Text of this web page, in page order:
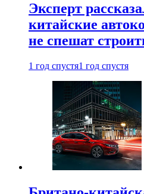
Эксперт
китайские
не спешат
1 год спустя1 год спустя